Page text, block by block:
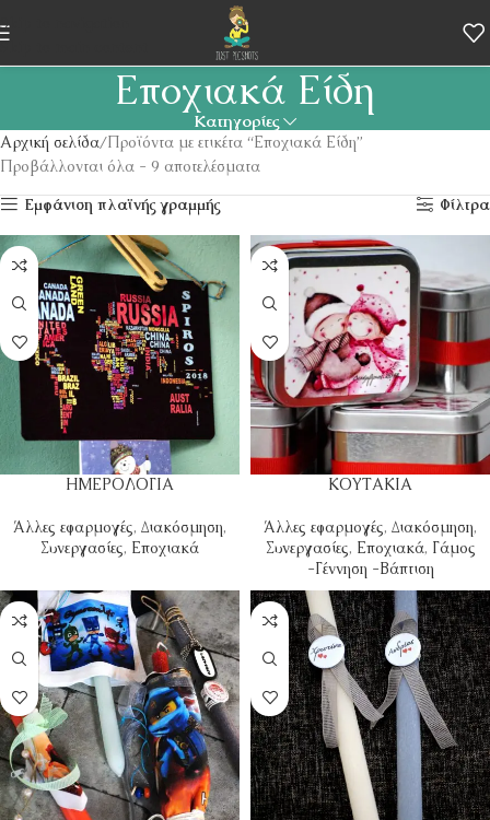
Skip to navigation
Skip to main content
Εποχιακά Είδη
Κατηγορίες
Αρχική σελίδα Προϊόντα με ετικέτα “Εποχιακά Είδη”
Προβάλλονται όλα - 9 αποτελέσματα
Εμφάνιση πλαϊνής γραμμής
Φίλτρα
ΗΜΕΡΟΛΟΓΙΑ
Άλλες εφαρμογές, Διακόσμηση,
Συνεργασίες, Εποχιακά
ΚΟΥΤΑΚΙΑ
Άλλες εφαρμογές, Διακόσμηση,
Συνεργασίες, Εποχιακά, Γάμος
-Γέννηση -Βάπτιση